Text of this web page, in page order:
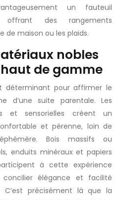
un fauteuil
des rangements
de maison ou les plaids.
nobles
de gamme
déterminant pour affirmer le
d’une suite parentale. Les
et sensorielles créent un
et pérenne, loin de
Bois massifs ou
enduits minéraux et papiers
à cette expérience
élégance et facilité
C’est précisément là que la